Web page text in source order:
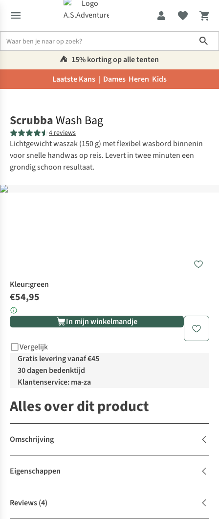
⛺️ 15% korting op alle tenten
Laatste Kans | Dames Heren Kids
ScrubbaWash Bag
4 reviews
Lichtgewicht waszak (150 g) met flexibel wasbord binnenin
voor snelle handwas op reis. Levert in twee minuten een
grondig schoon resultaat.
Kleur:green
€54,95
In mijn winkelmandje
Vergelijk
Gratis levering vanaf €45
30 dagen bedenktijd
Klantenservice: ma-za
Alles over dit product
Omschrijving
Eigenschappen
Reviews(4)